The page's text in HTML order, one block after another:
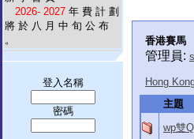
2026- 2027 年 費 計 劃
將 於 八 月 中 旬 公 布
。
登入名稱
密碼
香港賽馬
管理員:
Hong
主題
wp雙